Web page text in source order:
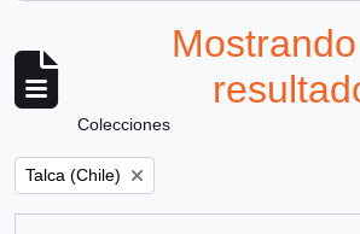
Colecciones
Remove filter:
Talca (Chile)